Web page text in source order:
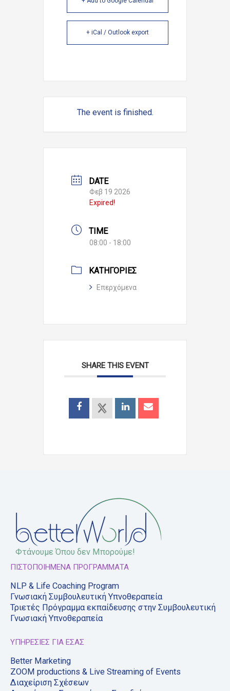
+ iCal / Outlook export
The event is finished.
DATE
Φεβ 19 2026
Expired!
TIME
08:00 - 18:00
ΚΑΤΗΓΟΡΊΕΣ
Επερχόμενα
SHARE THIS EVENT
Φτάνουμε Όπου δεν Μπορούμε!
ΠΙΣΤΟΠΟΙΗΜΕΝΑ ΠΡΟΓΡΑΜΜΑΤΑ
NLP & Life Coaching Program
Γνωσιακή Συμβουλευτική Υπνοθεραπεία
Τριετές Πρόγραμμα εκπαίδευσης στην Συμβουλευτική
Γνωσιακή Υπνοθεραπεία
ΥΠΗΡΕΣΙΕΣ ΓΙΑ ΕΣΑΣ
Better Marketing
ZOOM productions & Live Streaming of Εvents
Διαχείριση Σχέσεων